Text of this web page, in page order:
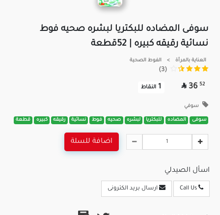
سوفى المضاده للبكتريا لبشره صحيه فوط
نسائية رقيقه كبيره | 52قطعة
العناية بالمرأة > الفوط الصحية
(3)
52
36

1 النقاط
سوفي
سوفى المضاده للبكتريا لبشره صحيه فوط نسائية رقيقه كبيره قطعة
اضافة للسلة
اسأل الصيدلي
ارسال بريد الكترونى